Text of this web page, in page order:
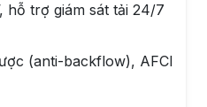
hỗ trợ giám sát tải 24/7
(anti-backflow), AFCI